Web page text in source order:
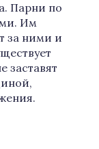
Парни по
Им
за ними и
заставят